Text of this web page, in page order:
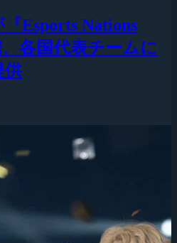
Esports Nations
各国代表チームに
供